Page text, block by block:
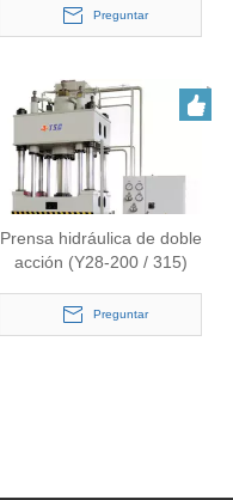
Preguntar
Prensa hidráulica de doble
acción (Y28-200 / 315)
Preguntar